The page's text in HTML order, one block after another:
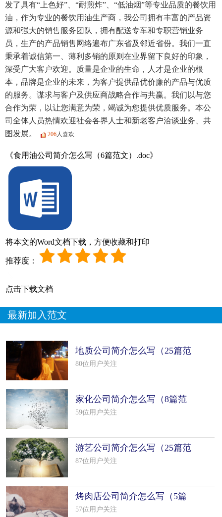
发了具有“上色好”、“耐煎炸”、“低油烟”等专业品质的餐饮用
油，作为专业的餐饮用油生产商，我公司拥有丰富的产品资
源和强大的销售服务团队，拥有配送专车和专职营销业务
员，生产的产品销售网络遍布广东省及邻近省份。我们一直
秉承着诚信第一、薄利多销的原则在业界留下良好的印象，
深受广大客户欢迎。质量是企业的生命，人才是企业的根
本，品牌是企业的未来，为客户提供品优价廉的产品与优质
的服务。谋求与客户及供应商战略合作与共赢。我们以与您
合作为荣，以让您满意为荣，竭诚为您提供优质服务。本公
司全体人员热情欢迎社会各界人士和新老客户洽谈业务、共
图发展。
206人喜欢
《食用油公司简介怎么写（6篇范文）.doc》
将本文的Word文档下载，方便收藏和打印
推荐度：
点击下载文档
最新加入范文
地质公司简介怎么写（25篇范
文）
80位用户关注
家化公司简介怎么写（8篇范
文）
59位用户关注
游艺公司简介怎么写（25篇范
文）
87位用户关注
烤肉店公司简介怎么写（5篇
范文）
57位用户关注